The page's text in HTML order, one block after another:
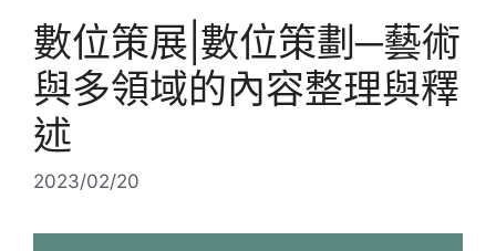
數位策展|數位策劃─藝術
與多領域的內容整理與釋
述
2023/02/20